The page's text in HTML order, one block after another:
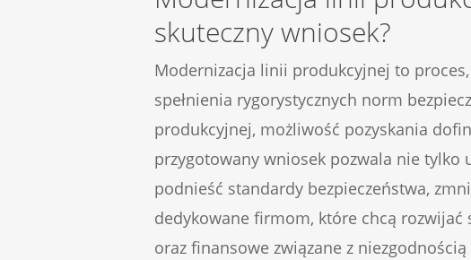
skuteczny wniosek?
Modernizacja linii produkcyjnej to
spełnienia rygorystycznych norm
produkcyjnej, możliwość pozyskania
przygotowany wniosek pozwala nie tylko
podnieść standardy bezpieczeństwa,
dedykowane firmom, które chcą
oraz finansowe związane z